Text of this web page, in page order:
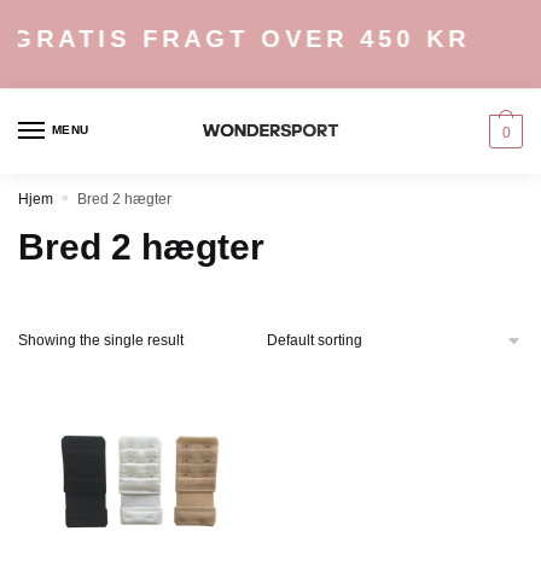
GRATIS FRAGT OVER 450 KR
MENU 0
Hjem » Bred 2 hægter
Bred 2 hægter
Showing the single result